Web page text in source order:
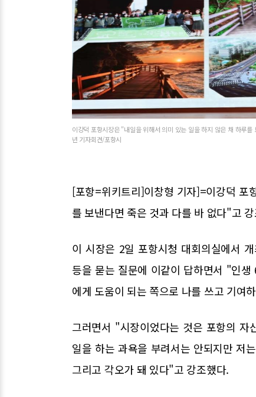
이강덕 포항시장은 "내일을 위해서 의미 있는 일을 하지 않은 채 하루
년 기자회견/포항시
[포항=위키트리]이창형 기자]=이강덕 포
를 보낸다면 죽은 것과 다를 바 없다"고
이 시장은 2일 포항시청 대회의실에서
등을 묻는 질문에 이같이 답하면서 "인
에게 도움이 되는 쪽으로 나를 쓰고 기여
그러면서 "시장이었다는 것은 포항의
일을 하는 과욕을 부려서는 안되지만 저
그리고 각오가 돼 있다"고 강조했다.